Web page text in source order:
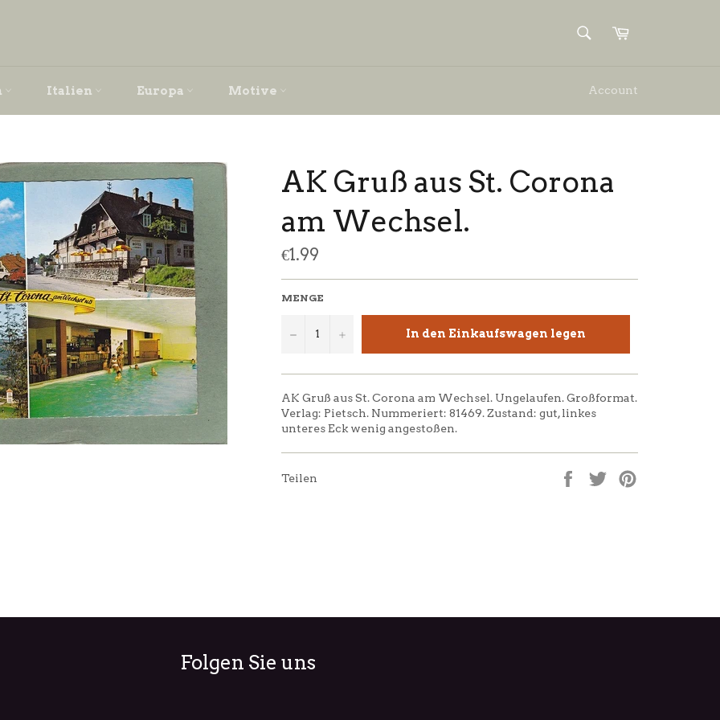
SUCHEN
Italien Europa Motive Account
AK Gruß aus St. Corona
am Wechsel.
Normaler
Preis
€1.99
MENGE
− + In den Einkaufswagen legen
AK Gruß aus St. Corona am Wechsel. Ungelaufen. Großformat.
Verlag: Pietsch. Nummeriert: 81469. Zustand: gut, linkes
unteres Eck wenig angestoßen.
Teilen
Auf
Facebook
Auf
Twitter
Folgen Sie uns